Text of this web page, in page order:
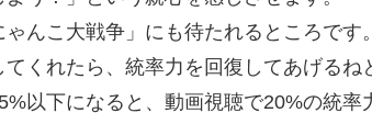
んこ大戦争」にも待たれるところです。
くれたら、統率力を回復してあげるね
以下になると、動画視聴で20%の統率